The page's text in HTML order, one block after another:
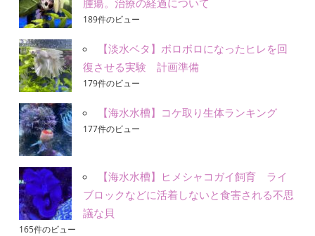
189件のビュー
【淡水ベタ】ボロボロになったヒレを回
復させる実験 計画準備
179件のビュー
【海水水槽】コケ取り生体ランキング
177件のビュー
【海水水槽】ヒメシャコガイ飼育 ライ
ブロックなどに活着しないと食害される不思
議な貝
165件のビュー